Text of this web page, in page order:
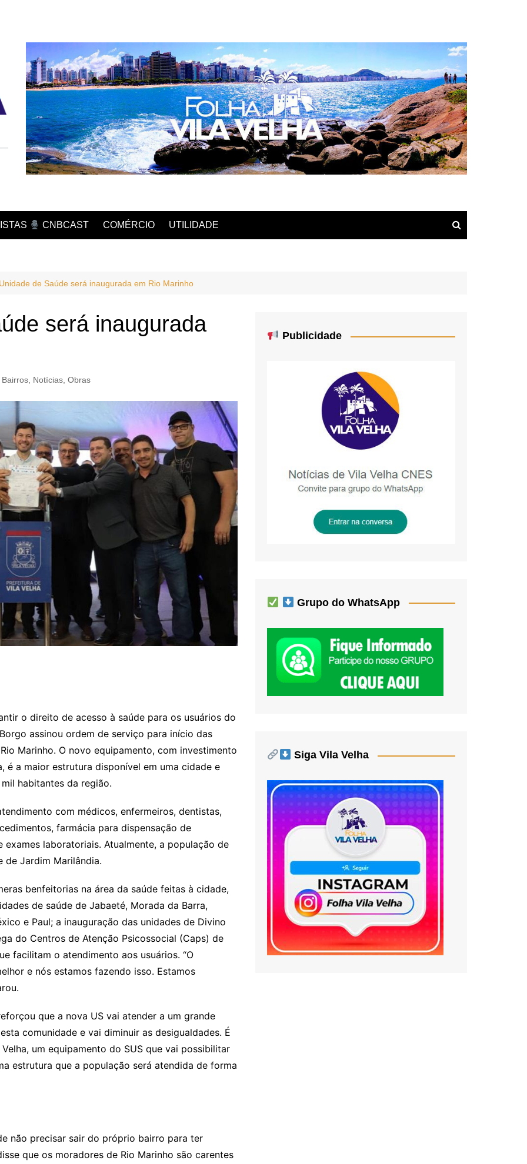
CNBCAST COMÉRCIO UTILIDADE
de Saúde será inaugurada em Rio Marinho
será inaugurada
, Notícias, Obras
o direito de acesso à saúde para os usuários do
assinou ordem de serviço para início das
Marinho. O novo equipamento, com investimento
é a maior estrutura disponível em uma cidade e
habitantes da região.
com médicos, enfermeiros, dentistas,
farmácia para dispensação de
laboratoriais. Atualmente, a população de
de Jardim Marilândia.
benfeitorias na área da saúde feitas à cidade,
de saúde de Jabaeté, Morada da Barra,
e Paul; a inauguração das unidades de Divino
do Centros de Atenção Psicossocial (Caps) de
facilitam o atendimento aos usuários. “O
e nós estamos fazendo isso. Estamos
que a nova US vai atender a um grande
comunidade e vai diminuir as desigualdades. É
um equipamento do SUS que vai possibilitar
estrutura que a população será atendida de forma
não precisar sair do próprio bairro para ter
que os moradores de Rio Marinho são carentes
Publicidade
Grupo do WhatsApp
Siga Vila Velha